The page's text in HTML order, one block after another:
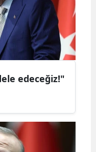
edeceğiz!"